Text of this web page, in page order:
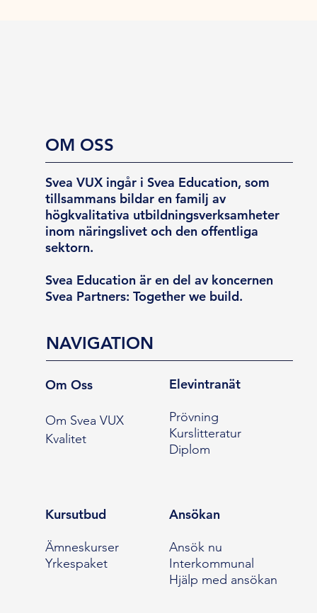
OM OSS
Svea VUX ingår i Svea Education, som
tillsammans bildar en familj av
högkvalitativa utbildningsverksamheter
inom näringslivet och den offentliga
sektorn.
Svea Education är en del av koncernen
Svea Partners: Together we build.
NAVIGATION
Om Oss
Om Svea VUX
Kvalitet
Elevintranät
Prövning
Kurslitteratur
Diplom
Kursutbud
Ämneskurser
Yrkespaket
Ansökan
Ansök nu
Interkommunal
Hjälp med ansökan